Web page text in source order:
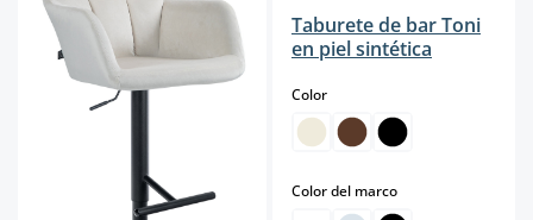
Taburete de bar Toni
en piel sintética
Colorselect
Color del marcoselect